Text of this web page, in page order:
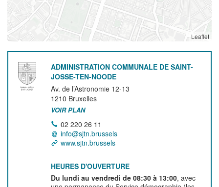
Leaflet
ADMINISTRATION COMMUNALE DE SAINT-
JOSSE-TEN-NOODE
Av. de l’Astronomie 12-13
1210 Bruxelles
VOIR PLAN
02 220 26 11
info@sjtn.brussels
www.sjtn.brussels
HEURES D'OUVERTURE
Du lundi au vendredi de 08:30 à 13:00, avec